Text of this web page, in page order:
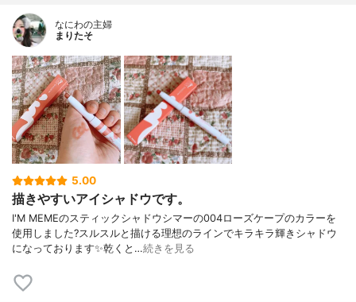
なにわの主婦
まりたそ
5.00
描きやすいアイシャドウです。
I'M MEMEのスティックシャドウシマーの004ローズケープのカラーを
使用しました?スルスルと描ける理想のラインでキラキラ輝きシャドウ
になっております✨乾くと…続きを見る